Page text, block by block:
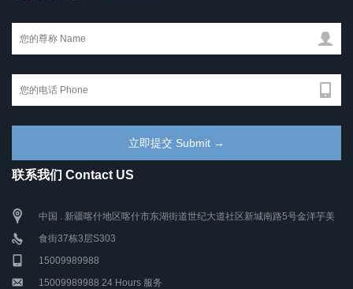
联系我们 Contact US
中国 . 新疆喀什地区喀什市东湖街道世纪大道社区新城南路5号金洋芋美
食街37栋3层S303
15009989988
15009989988 24 Hours 服务